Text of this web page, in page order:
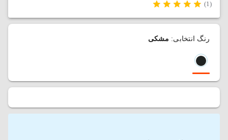
(1)
رنگ انتخابی: مشکی